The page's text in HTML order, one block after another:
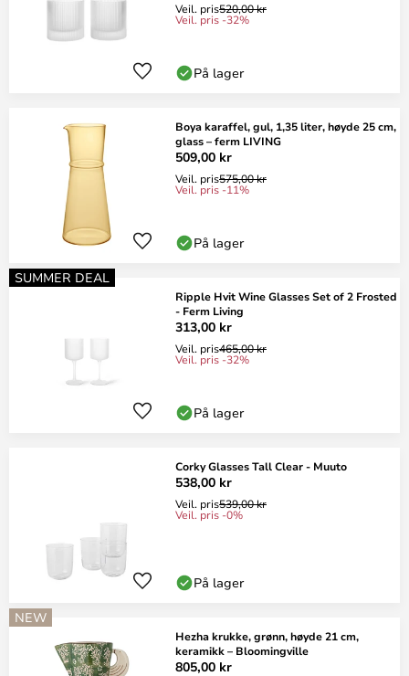
Veil. pris520,00 kr
Veil. pris -32%
På lager
Boya karaffel, gul, 1,35 liter, høyde 25 cm,
glass – ferm LIVING
509,00 kr
Veil. pris575,00 kr
Veil. pris -11%
På lager
SUMMER DEAL
Ripple Hvit Wine Glasses Set of 2 Frosted
- Ferm Living
313,00 kr
Veil. pris465,00 kr
Veil. pris -32%
På lager
Corky Glasses Tall Clear - Muuto
538,00 kr
Veil. pris539,00 kr
Veil. pris -0%
På lager
NEW
Hezha krukke, grønn, høyde 21 cm,
keramikk – Bloomingville
805,00 kr